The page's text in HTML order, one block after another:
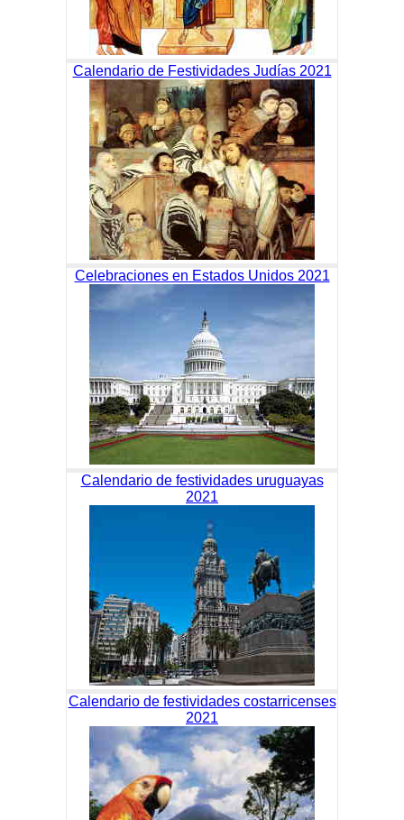
Calendario de Festividades Judías 2021
Celebraciones en Estados Unidos 2021
Calendario de festividades uruguayas
2021
Calendario de festividades costarricenses
2021